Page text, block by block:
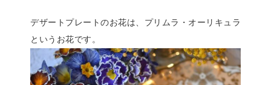
デザートプレートのお花は、プリムラ・オーリキュラ
というお花です。